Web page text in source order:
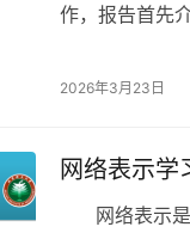
作，报告首先
2026年3月23日
网络表示
网络表示是